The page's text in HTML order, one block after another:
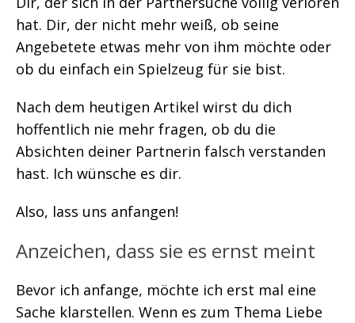
hat. Dir, der nicht mehr weiß, ob seine
Angebetete etwas mehr von ihm möchte oder
ob du einfach ein Spielzeug für sie bist.
Nach dem heutigen Artikel wirst du dich
hoffentlich nie mehr fragen, ob du die
Absichten deiner Partnerin falsch verstanden
hast. Ich wünsche es dir.
Also, lass uns anfangen!
Anzeichen, dass sie es ernst meint
Bevor ich anfange, möchte ich erst mal eine
Sache klarstellen. Wenn es zum Thema Liebe